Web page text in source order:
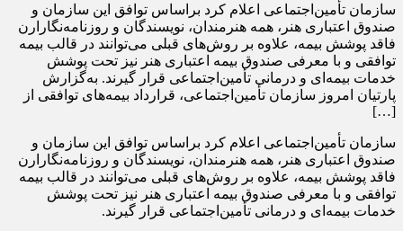
سازمان تأمین‌اجتماعی اعلام کرد براساس توافق این سازمان و
صندوق اعتباری هنر، همه هنرمندان، نویسندگان و روزنامه‌نگارارن
فاقد پوشش بیمه، علاوه بر روش‌های قبلی می‌توانند در قالب بیمه
توافقی و با معرفی صندوق بیمه اعتباری هنر نیز تحت پوشش
خدمات بیمه‌ای و درمانی تأمین‌اجتماعی قرار گیرند. به‌گزارش
پارتیان امروز سازمان تأمین‌اجتماعی، قرارداد بیمه‌های توافقی از
[…]
سازمان تأمین‌اجتماعی اعلام کرد براساس توافق این سازمان و
صندوق اعتباری هنر، همه هنرمندان، نویسندگان و روزنامه‌نگارارن
فاقد پوشش بیمه، علاوه بر روش‌های قبلی می‌توانند در قالب بیمه
توافقی و با معرفی صندوق بیمه اعتباری هنر نیز تحت پوشش
خدمات بیمه‌ای و درمانی تأمین‌اجتماعی قرار گیرند.